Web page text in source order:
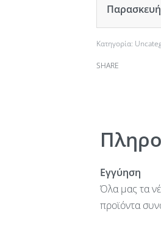
Κατηγορία:
SHARE
Εγγύηση
Όλα μας τα
προϊόντα